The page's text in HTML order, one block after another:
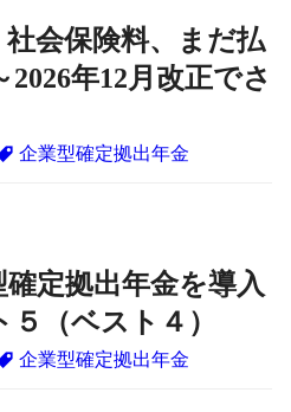
社会保険料、まだ払
年12月改正でさ
企業型確定拠出年金
定拠出年金を導入
（ベスト４）
企業型確定拠出年金